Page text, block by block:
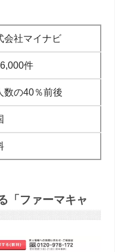
会社マイナビ
件
数の40％前後
「ファーマキャ